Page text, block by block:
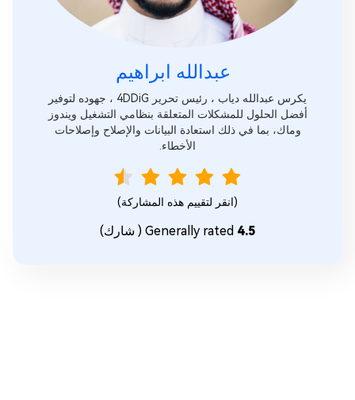
عبدالله ابراهيم‎
يكرس عبدالله دياب ، رئيس تحرير 4DDiG ، جهوده لتوفير
أفضل الحلول للمشكلات المتعلقة بنظامي التشغيل ويندوز
وماك، بما في ذلك استعادة البيانات والإصلاح وإصلاحات
الأخطاء.
(انقر لتقييم هذه المشاركة)
Generally rated 4.5
( شارك)